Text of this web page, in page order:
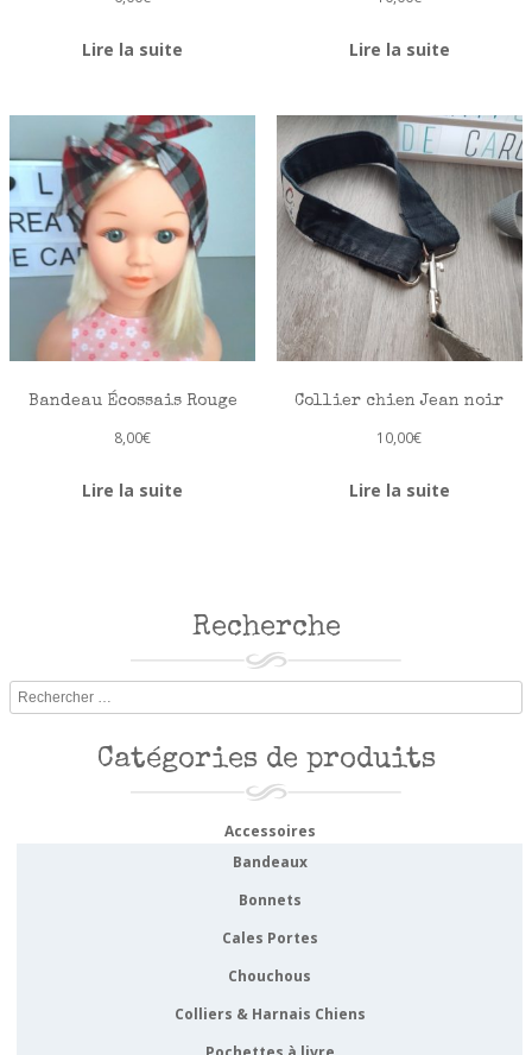
Lire la suite Lire la suite
Bandeau Écossais Rouge
8,00€
Lire la suite
Collier chien Jean noir
10,00€
Lire la suite
Recherche
Rechercher
Catégories de produits
Accessoires
Bandeaux
Bonnets
Cales Portes
Chouchous
Colliers & Harnais Chiens